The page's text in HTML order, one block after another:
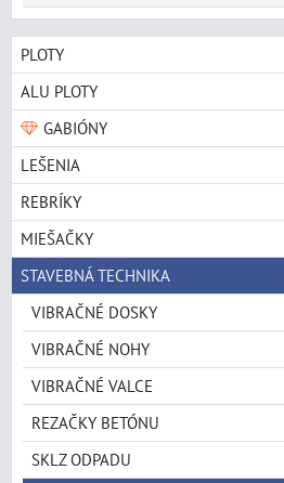
PLOTY
ALU PLOTY
GABIÓNY
LEŠENIA
REBRÍKY
MIEŠAČKY
STAVEBNÁ TECHNIKA
VIBRAČNÉ DOSKY
VIBRAČNÉ NOHY
VIBRAČNÉ VALCE
REZAČKY BETÓNU
SKLZ ODPADU